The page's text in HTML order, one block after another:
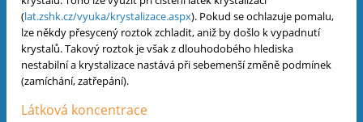
(lat.zshk.cz/vyuka/krystalizace.aspx). Pokud se ochlazuje pomalu,
lze někdy přesycený roztok zchladit, aniž by došlo k vypadnutí
krystalů. Takový roztok je však z dlouhodobého hlediska
nestabilní a krystalizace nastává při sebemenší změně podmínek
(zamíchání, zatřepání).
Látková koncentrace